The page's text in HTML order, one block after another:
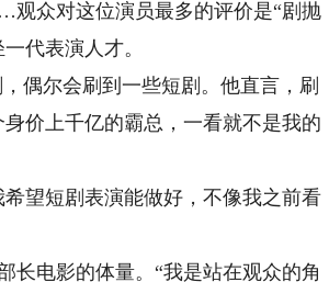
众对这位演员最多的评价是“剧抛
代表演人才。
偶尔会刷到一些短剧。他直言，刷
价上千亿的霸总，一看就不是我的
望短剧表演能做好，不像我之前看
电影的体量。“我是站在观众的角